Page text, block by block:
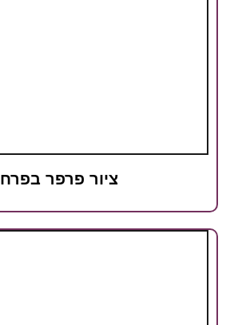
ציור פרפר בפרח